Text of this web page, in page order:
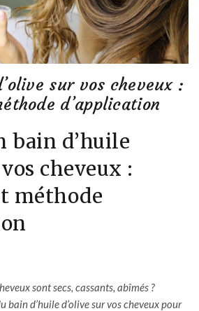
sur vos cheveux :
d’application
bain d’huile
cheveux :
méthode
sont secs, cassants, abîmés ?
bain d’huile d’olive sur vos cheveux pour